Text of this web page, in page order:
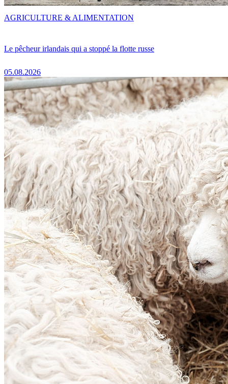
Le pêcheur irlandais qui a stoppé la flotte russe
05.08.2026
AGRICULTURE & ALIMENTATION